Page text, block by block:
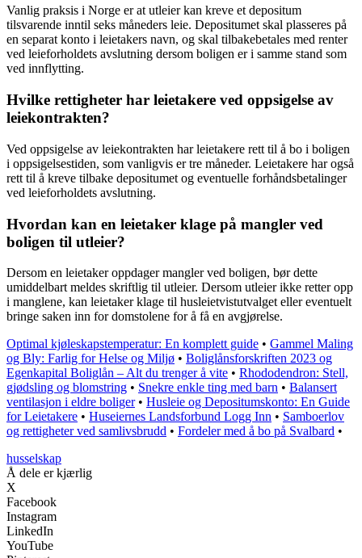
Vanlig praksis i Norge er at utleier kan kreve et depositum
tilsvarende inntil seks måneders leie. Depositumet skal plasseres på
en separat konto i leietakers navn, og skal tilbakebetales med renter
ved leieforholdets avslutning dersom boligen er i samme stand som
ved innflytting.
Hvilke rettigheter har leietakere ved oppsigelse av
leiekontrakten?
Ved oppsigelse av leiekontrakten har leietakere rett til å bo i boligen
i oppsigelsestiden, som vanligvis er tre måneder. Leietakere har også
rett til å kreve tilbake depositumet og eventuelle forhåndsbetalinger
ved leieforholdets avslutning.
Hvordan kan en leietaker klage på mangler ved
boligen til utleier?
Dersom en leietaker oppdager mangler ved boligen, bør dette
umiddelbart meldes skriftlig til utleier. Dersom utleier ikke retter opp
i manglene, kan leietaker klage til husleietvistutvalget eller eventuelt
bringe saken inn for domstolene for å få en avgjørelse.
Optimal kjøleskapstemperatur: En komplett guide • Gammel Maling
og Bly: Farlig for Helse og Miljø • Boliglånsforskriften 2023 og
Egenkapital Boliglån – Alt du trenger å vite • Rhododendron: Stell,
gjødsling og blomstring • Snekre enkle ting med barn • Balansert
ventilasjon i eldre boliger• Husleie og Depositumskonto: En Guide
for Leietakere • Huseiernes Landsforbund Logg Inn • Samboerlov
og rettigheter ved samlivsbrudd • Fordeler med å bo på Svalbard •
husselskap
Å dele er kjærlig
X
Facebook
Instagram
LinkedIn
YouTube